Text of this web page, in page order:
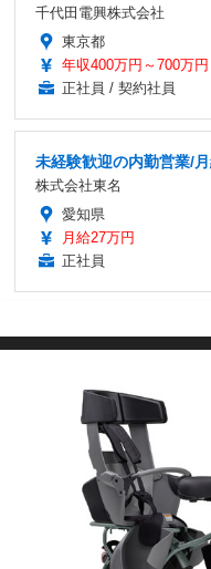
千代田電興株式会社
東京都
年収400万円～700万円
正社員 / 契約社員
未経験歓迎の内勤営業/
株式会社東名
愛知県
月給27万円
正社員